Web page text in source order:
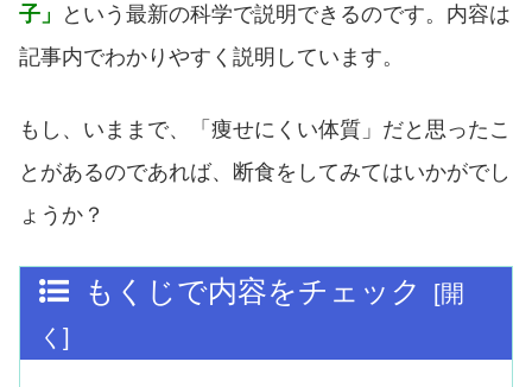
子」
という最新の科学で説明できるのです。内容は
記事内でわかりやすく説明しています。
もし、いままで、「痩せにくい体質」だと思ったこ
とがあるのであれば、断食をしてみてはいかがでし
ょうか？
もくじで内容をチェック